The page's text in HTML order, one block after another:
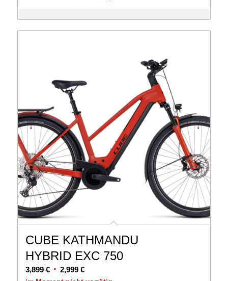
3,899 €
3,299 €.
CUBE KATHMANDU
HYBRID EXC 750
3,899€ Ursprünglicher
2,999 €Aktueller